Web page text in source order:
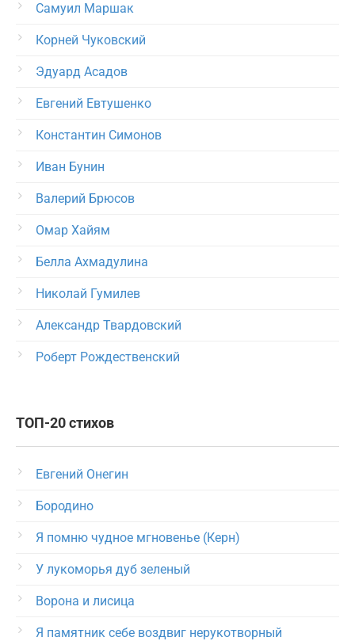
Самуил Маршак
Корней Чуковский
Эдуард Асадов
Евгений Евтушенко
Константин Симонов
Иван Бунин
Валерий Брюсов
Омар Хайям
Белла Ахмадулина
Николай Гумилев
Александр Твардовский
Роберт Рождественский
ТОП-20 стихов
Евгений Онегин
Бородино
Я помню чудное мгновенье (Керн)
У лукоморья дуб зеленый
Ворона и лисица
Я памятник себе воздвиг нерукотворный